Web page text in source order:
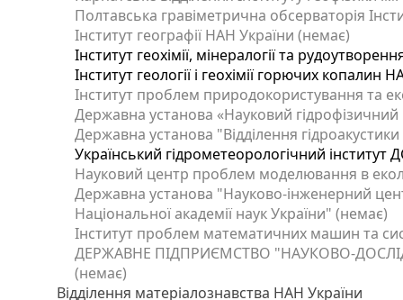
Полтавська гравіметрична обсерваторія
Інститут географії НАН України (немає)
Інститут геохімії, мінералогії та
Інститут геології і геохімії горючих копалин
Інститут проблем природокористування та
Державна установа «Науковий гідрофізичний
Державна установа "Відділення
Український гідрометеорологічний
Науковий центр проблем моделювання в
Державна установа "Науково-інженерний
Національної академії наук України" (немає)
Інститут проблем математичних машин та
ДЕРЖАВНЕ ПІДПРИЄМСТВО "НАУКОВО-
(немає)
Відділення матеріалознавства НАН України